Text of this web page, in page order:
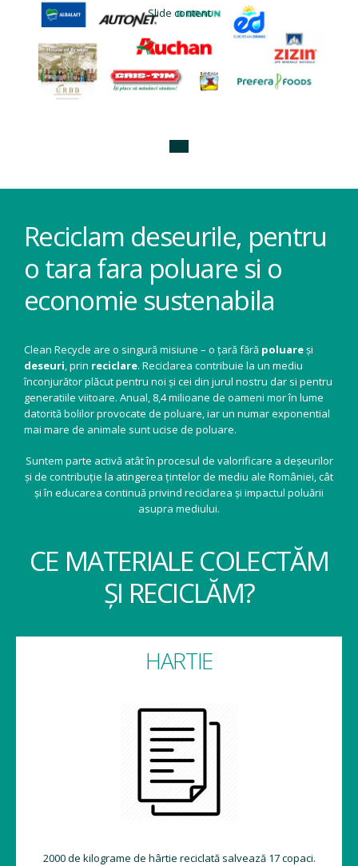
Slide content
Reciclam deseurile, pentru
o tara fara poluare si o
economie sustenabila
Clean Recycle are o singură misiune – o țară fără poluareși
deseuri, prin reciclare. Reciclarea contribuie la un mediu
înconjurător plăcut pentru noi și cei din jurul nostru dar si pentru
generatiile viitoare. Anual, 8,4 milioane de oameni mor în lume
datorită bolilor provocate de poluare, iar un numar exponential
mai mare de animale sunt ucise de poluare.
Suntem parte activă atât în procesul de valorificare a deșeurilor
și de contribuție la atingerea țintelor de mediu ale României, cât
și în educarea continuă privind reciclarea și impactul poluării
asupra mediului.
CE MATERIALE COLECTĂM
ȘI RECICLĂM?
HARTIE
2000 de kilograme de hârtie reciclată salvează 17 copaci.